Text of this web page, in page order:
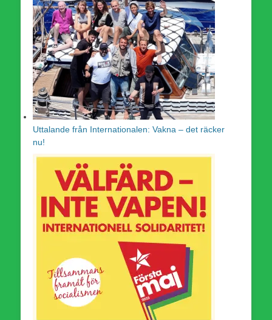
Uttalande från Internationalen: Vakna – det räcker
nu!